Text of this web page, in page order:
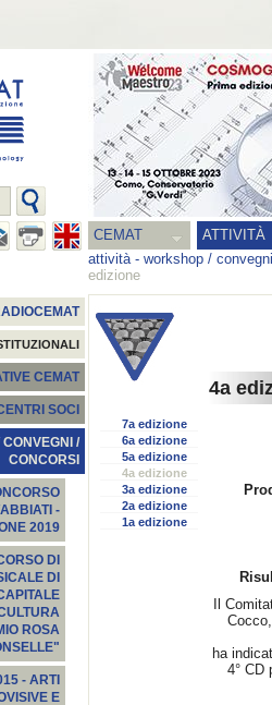
CEMAT ATTIVITÀ
attività- workshop /
edizione
CEMAT
SOCI
/
CONCORSI
-
2019
DI
DI
ROSA
- ARTI
E
7a edizione
6a edizione
5a edizione
4a edizione
3a edizione
2a edizione
1a edizione
4a
Il
ha
4° CD